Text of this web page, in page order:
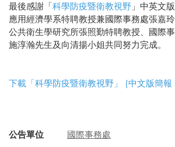
最後感謝「科學防疫暨衛教視野 」中英文
應用經濟學系特聘教授兼國際事務處張嘉
公共衛生學研究所張照勤特聘教授、國際事
施淳瀚先生及向清揚小姐共同努力完成。
下載「科學防疫暨衛教視野」 (中文版簡報
公告單位
國際事務處